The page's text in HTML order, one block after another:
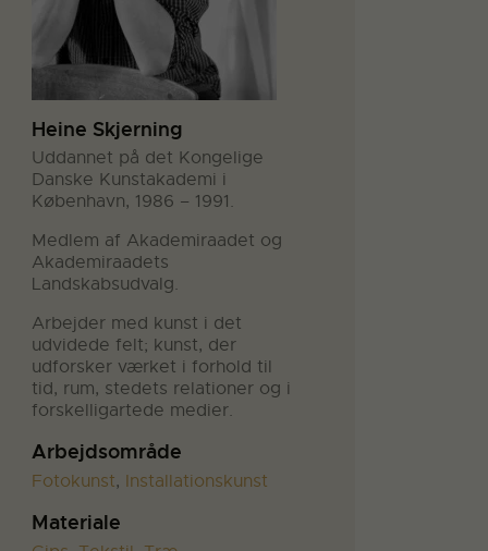
Heine Skjerning
Uddannet på det Kongelige
Danske Kunstakademi i
København, 1986 – 1991.
Medlem af Akademiraadet og
Akademiraadets
Landskabsudvalg.
Arbejder med kunst i det
udvidede felt; kunst, der
udforsker værket i forhold til
tid, rum, stedets relationer og i
forskelligartede medier.
Arbejdsområde
Fotokunst, Installationskunst
Materiale